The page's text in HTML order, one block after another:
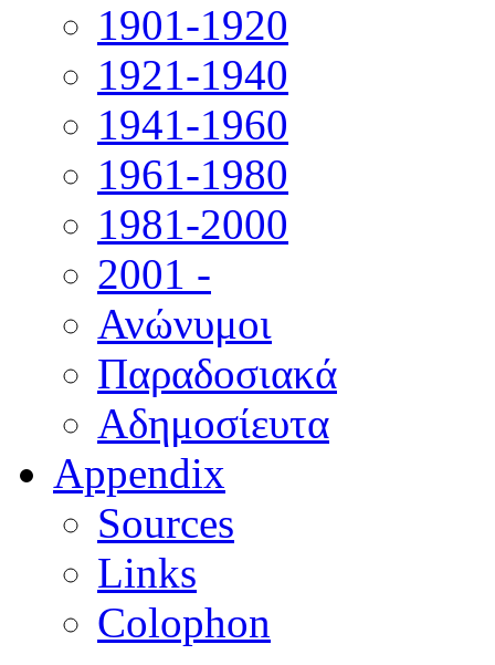
1901-1920
1921-1940
1941-1960
1961-1980
1981-2000
2001 -
Ανώνυμοι
Παραδοσιακά
Αδημοσίευτα
Appendix
Sources
Links
Colophon